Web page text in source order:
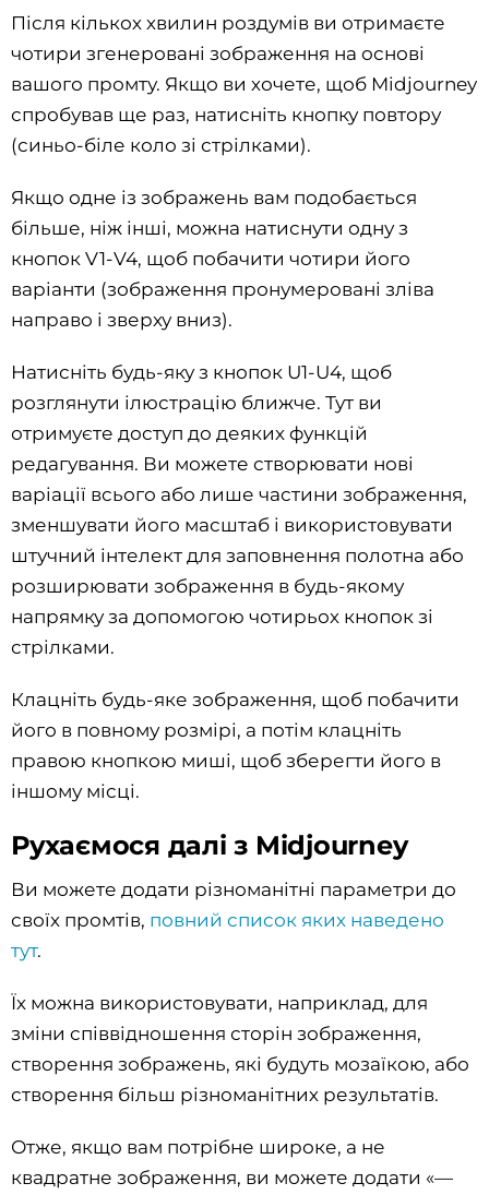
Після кількох хвилин роздумів ви отримаєте
чотири згенеровані зображення на основі
вашого промту. Якщо ви хочете, щоб Midjourney
спробував ще раз, натисніть кнопку повтору
(синьо-біле коло зі стрілками).
Якщо одне із зображень вам подобається
більше, ніж інші, можна натиснути одну з
кнопок V1-V4, щоб побачити чотири його
варіанти (зображення пронумеровані зліва
направо і зверху вниз).
Натисніть будь-яку з кнопок U1-U4, щоб
розглянути ілюстрацію ближче. Тут ви
отримуєте доступ до деяких функцій
редагування. Ви можете створювати нові
варіації всього або лише частини зображення,
зменшувати його масштаб і використовувати
штучний інтелект для заповнення полотна або
розширювати зображення в будь-якому
напрямку за допомогою чотирьох кнопок зі
стрілками.
Клацніть будь-яке зображення, щоб побачити
його в повному розмірі, а потім клацніть
правою кнопкою миші, щоб зберегти його в
іншому місці.
Рухаємося далі з Midjourney
Ви можете додати різноманітні параметри до
своїх промтів, повний список яких наведено
тут.
Їх можна використовувати, наприклад, для
зміни співвідношення сторін зображення,
створення зображень, які будуть мозаїкою, або
створення більш різноманітних результатів.
Отже, якщо вам потрібне широке, а не
квадратне зображення, ви можете додати «—